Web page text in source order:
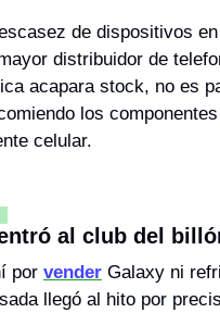
de dispositivos
distribuidor de
acapara stock, no es
los
celular.
al club del
por vender Galaxy ni
llegó al hito por